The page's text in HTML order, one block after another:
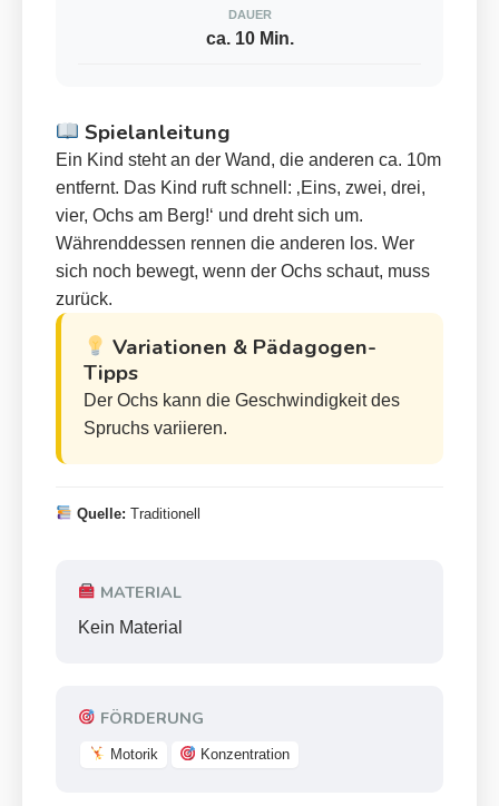
DAUER
ca. 10 Min.
Spielanleitung
Ein Kind steht an der Wand, die anderen ca. 10m
entfernt. Das Kind ruft schnell: ‚Eins, zwei, drei,
vier, Ochs am Berg!‘ und dreht sich um.
Währenddessen rennen die anderen los. Wer
sich noch bewegt, wenn der Ochs schaut, muss
zurück.
Variationen & Pädagogen-
Tipps
Der Ochs kann die Geschwindigkeit des
Spruchs variieren.
Quelle: Traditionell
MATERIAL
Kein Material
FÖRDERUNG
Motorik Konzentration